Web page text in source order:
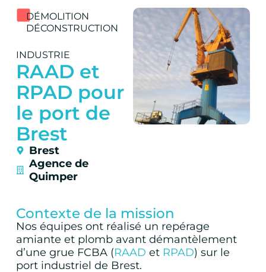
DÉMOLITION
DÉCONSTRUCTION
INDUSTRIE
RAAD et
RPAD pour
le port de
Brest
Brest
Agence de
Quimper
Contexte de la mission
Nos équipes ont réalisé un repérage
amiante et plomb avant démantèlement
d’une grue FCBA (RAAD et RPAD) sur le
port industriel de Brest.